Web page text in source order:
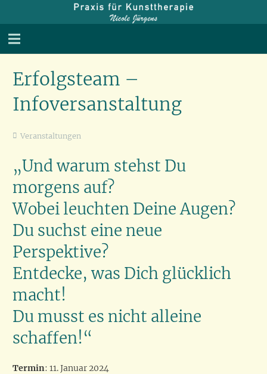
Erfolgsteam –
Infoversanstaltung
Veranstaltungen
„Und warum stehst Du
morgens auf?
Wobei leuchten Deine Augen?
Du suchst eine neue
Perspektive?
Entdecke, was Dich glücklich
macht!
Du musst es nicht alleine
schaffen!“
Termin: 11. Januar 2024